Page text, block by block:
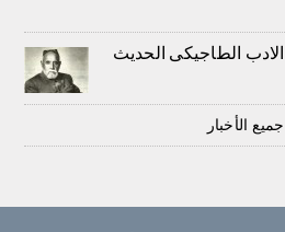
الطاجيكى الحديث
جميع الأخبار